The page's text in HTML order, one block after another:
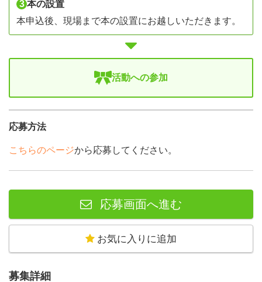
3 本の設置
本申込後、現場まで本の設置にお越しいただきます。
活動への参加
応募方法
こちらのページから応募してください。
応募画面へ進む
お気に入りに追加
募集詳細